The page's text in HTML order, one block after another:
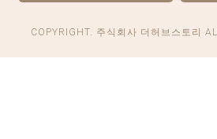
COPYRIGHT. 주식회사 더허브스토리